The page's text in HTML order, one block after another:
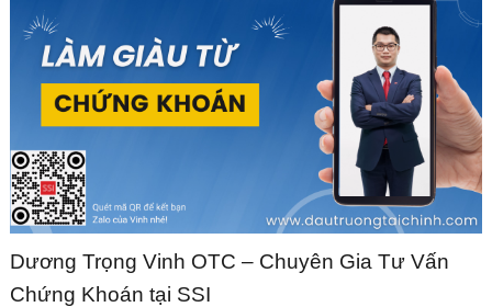
Dương Trọng Vinh OTC – Chuyên Gia Tư Vấn
Chứng Khoán tại SSI